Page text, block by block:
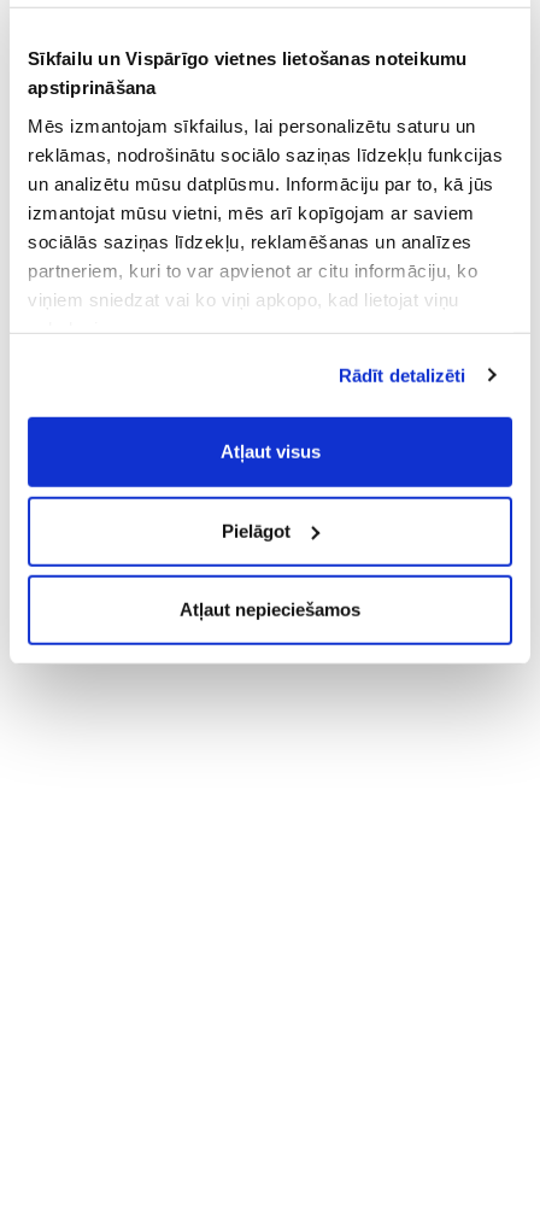
Sīkfailu un Vispārīgo vietnes lietošanas noteikumu
apstiprināšana
Mēs izmantojam sīkfailus, lai personalizētu saturu un
reklāmas, nodrošinātu sociālo saziņas līdzekļu funkcijas
un analizētu mūsu datplūsmu. Informāciju par to, kā jūs
izmantojat mūsu vietni, mēs arī kopīgojam ar saviem
sociālās saziņas līdzekļu, reklamēšanas un analīzes
partneriem, kuri to var apvienot ar citu informāciju, ko
viņiem sniedzat vai ko viņi apkopo, kad lietojat viņu
Vispārīgiem vietnes lietošanas
noteikumiem(saīsināti - VVLN).
Rādīt detalizēti
Atļaut visus
Pielāgot
Atļaut nepieciešamos